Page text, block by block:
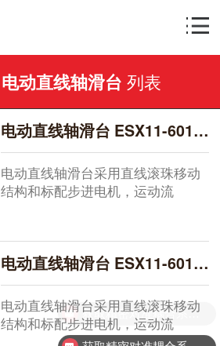
电动直线轴滑台 列表
电动直线轴滑台 ESX11-601-50
电动直线轴滑台采用直线滚珠移动
结构和标配步进电机，运动流
电动直线轴滑台 ESX11-601-30
电动直线轴滑台采用直线滚珠移动
结构和标配步进电机，运动流
获取精密对准耦合系统技术方案